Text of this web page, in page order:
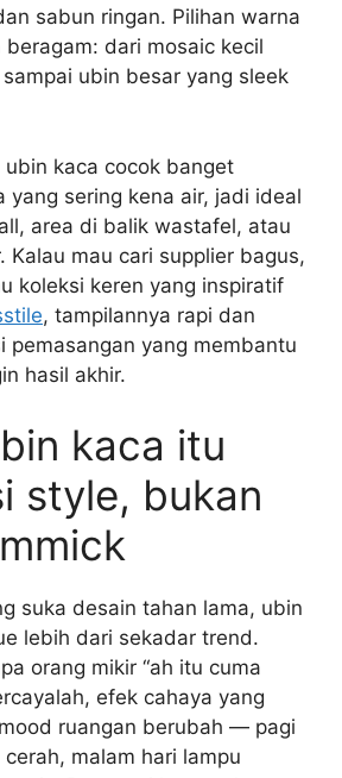
sabun ringan. Pilihan warna
dari mosaic kecil
ubin besar yang sleek
kaca cocok banget
yang sering kena air, jadi ideal
area di balik wastafel, atau
Kalau mau cari supplier bagus,
koleksi keren yang inspiratif
, tampilannya rapi dan
pemasangan yang membantu
hasil akhir.
kaca itu
style, bukan
suka desain tahan lama, ubin
lebih dari sekadar trend.
orang mikir “ah itu cuma
efek cahaya yang
ruangan berubah — pagi
malam hari lampu